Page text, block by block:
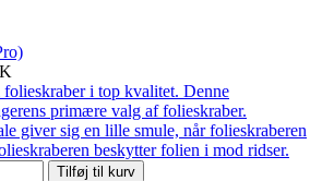
i top kvalitet. Denne
primære valg af folieskraber.
giver sig en lille smule, når folieskraberen
beskytter folien i mod ridser.
Tilføj til kurv